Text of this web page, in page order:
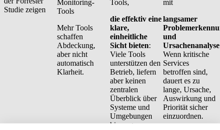
Studie zeigen
Monitoring-
Tools
Mehr Tools
schaffen
Abdeckung,
aber nicht
automatisch
Klarheit.
Tools,
die effektiv eine
klare,
einheitliche
Sicht bieten:
Viele Tools
unterstützen den
Betrieb, liefern
aber keinen
zentralen
Überblick über
Systeme und
Umgebungen
hinweg.
mit
langsamer
und
Ursachenanalyse
Wenn kritische
Services
betroffen sind,
dauert es zu
lange, Ursache,
Auswirkung und
Priorität sicher
einzuordnen.